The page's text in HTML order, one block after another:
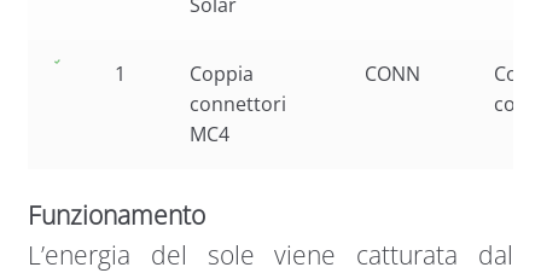
1
Coppia
connettori
MC4
CONN
Funzionamento
L’energia del sole viene catturata dal